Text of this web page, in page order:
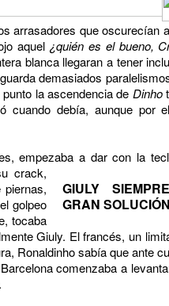
arrasadores que oscurecían
aquel ¿quién es el bueno,
blanca llegaran a tener
demasiados
la ascendencia de Dinho
cuando debía, aunque por
empezaba a dar con la
GIULY
GRAN
crack,
golpeo
tocaba
Giuly. El francés, un
Ronaldinho sabía que ante
comenzaba a
.